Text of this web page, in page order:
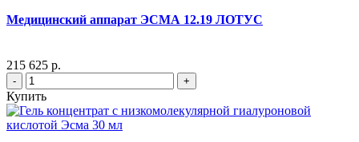
Медицинский аппарат ЭСМА 12.19 ЛОТУС
215 625 р.
- +
Купить